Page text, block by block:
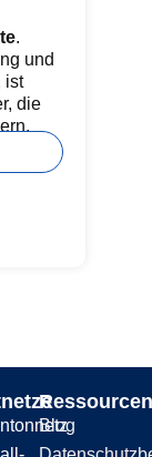
.
und
ist
die
Blog